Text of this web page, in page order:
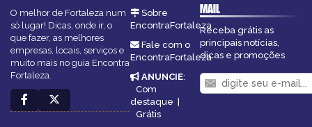
O melhor de Fortaleza num
só lugar! Dicas, onde ir, o
que fazer, as melhores
empresas, locais, serviços e
muito mais no guia Encontra
Fortaleza.
Sobre
EncontraFortaleza
Fale com o
EncontraFortaleza
ANUNCIE:
Com
destaque
Grátis
MAIL
Receba grátis as
principais notícias,
dicas e promoções